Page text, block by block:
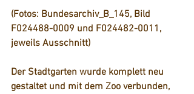
(Fotos: Bundesarchiv_B_145, Bild
F024488-0009 und F024482-0011,
jeweils Ausschnitt)
Der Stadtgarten wurde komplett neu
gestaltet und mit dem Zoo verbunden,